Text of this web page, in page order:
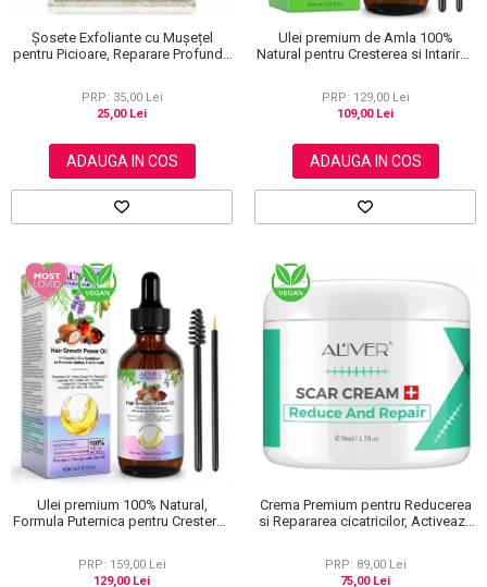
Șosete Exfoliante cu Mușețel
pentru Picioare, Reparare Profundă
PRP: 35,00 Lei
25,00 Lei
ADAUGA IN COS
Ulei premium de Amla 100%
Natural pentru Cresterea si Intarirea
PRP: 129,00 Lei
109,00 Lei
ADAUGA IN COS
Ulei premium 100% Natural,
Formula Puternica pentru Cresterea
PRP: 159,00 Lei
129,00 Lei
Crema Premium pentru Reducerea
si Repararea cicatricilor, Activeaza
PRP: 89,00 Lei
75,00 Lei